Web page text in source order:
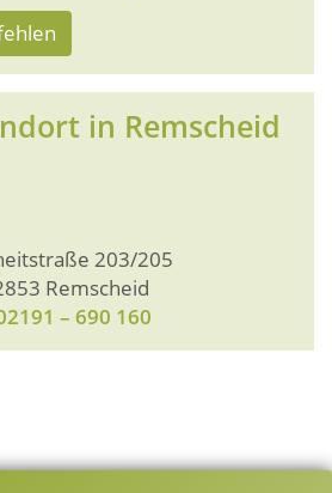
in Remscheid
203/205
Remscheid
– 690 160